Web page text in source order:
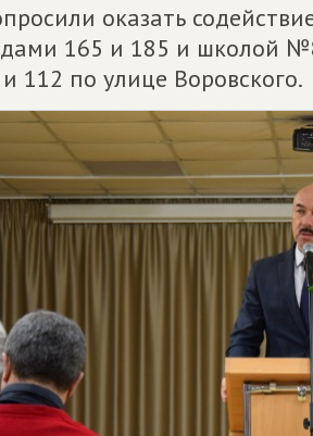
оказать
165 и 185 и школой
112 по улице Воровского.